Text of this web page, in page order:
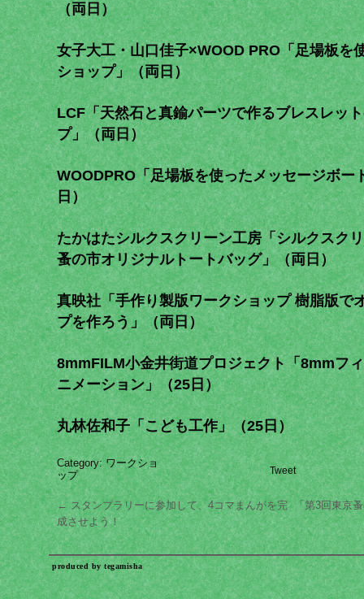
（両日）
女子大工・山口佳子×WOOD PRO「足場板を
ショップ」（両日）
LCF「天然石と真鍮パーツで作るブレスレッ
プ」（両日）
WOODPRO「足場板を使ったメッセージボー
日）
たかはたシルクスクリーン工房「シルクスク
蚤の市オリジナルトートバッグ」（両日）
真映社「手作り製版ワークショップ 樹脂版で
プを作ろう」（両日）
8mmFILM小金井街道プロジェクト「8mmフ
ニメーション」（25日）
丸林佐和子「こども工作」（25日）
Category: ワークショ
ップ
Tweet
←スタンプラリーに参加して、4コマまんがを完
成させよう！
「第3回東京
produced bytegamisha